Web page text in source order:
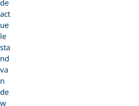
de
act
ue
le
sta
nd
va
n
de
w